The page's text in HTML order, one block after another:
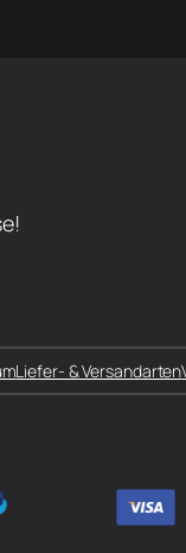
Liefer- & Versandarten